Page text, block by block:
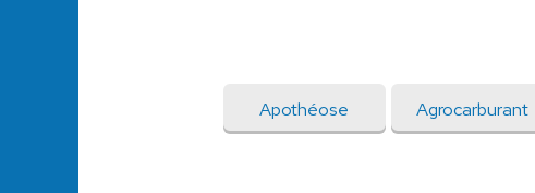
Apothéose Agrocarburant